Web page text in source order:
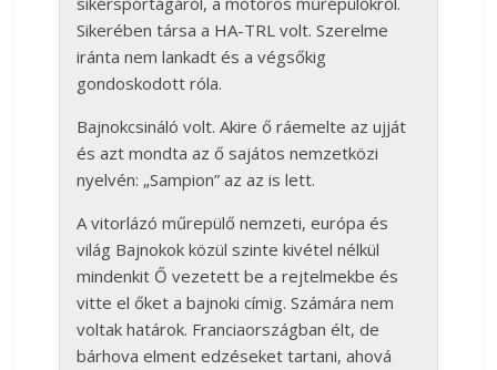
Sikerében társa a HA-TRL volt. Szerelme
iránta nem lankadt és a végsőkig
gondoskodott róla.
Bajnokcsináló volt. Akire ő ráemelte az ujját
és azt mondta az ő sajátos nemzetközi
nyelvén: „Sampion” az az is lett.
A vitorlázó műrepülő nemzeti, európa és
világ Bajnokok közül szinte kivétel nélkül
mindenkit Ő vezetett be a rejtelmekbe és
vitte el őket a bajnoki címig. Számára nem
voltak határok. Franciaországban élt, de
bárhova elment edzéseket tartani, ahová